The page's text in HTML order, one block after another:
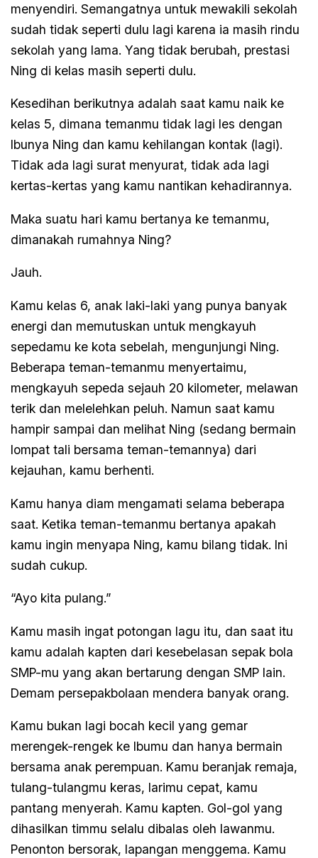
menyendiri. Semangatnya untuk mewakili sekolah
sudah tidak seperti dulu lagi karena ia masih rindu
sekolah yang lama. Yang tidak berubah, prestasi
Ning di kelas masih seperti dulu.
Kesedihan berikutnya adalah saat kamu naik ke
kelas 5, dimana temanmu tidak lagi les dengan
Ibunya Ning dan kamu kehilangan kontak (lagi).
Tidak ada lagi surat menyurat, tidak ada lagi
kertas-kertas yang kamu nantikan kehadirannya.
Maka suatu hari kamu bertanya ke temanmu,
dimanakah rumahnya Ning?
Jauh.
Kamu kelas 6, anak laki-laki yang punya banyak
energi dan memutuskan untuk mengkayuh
sepedamu ke kota sebelah, mengunjungi Ning.
Beberapa teman-temanmu menyertaimu,
mengkayuh sepeda sejauh 20 kilometer, melawan
terik dan melelehkan peluh. Namun saat kamu
hampir sampai dan melihat Ning (sedang bermain
lompat tali bersama teman-temannya) dari
kejauhan, kamu berhenti.
Kamu hanya diam mengamati selama beberapa
saat. Ketika teman-temanmu bertanya apakah
kamu ingin menyapa Ning, kamu bilang tidak. Ini
sudah cukup.
“Ayo kita pulang.”
Kamu masih ingat potongan lagu itu, dan saat itu
kamu adalah kapten dari kesebelasan sepak bola
SMP-mu yang akan bertarung dengan SMP lain.
Demam persepakbolaan mendera banyak orang.
Kamu bukan lagi bocah kecil yang gemar
merengek-rengek ke Ibumu dan hanya bermain
bersama anak perempuan. Kamu beranjak remaja,
tulang-tulangmu keras, larimu cepat, kamu
pantang menyerah. Kamu kapten. Gol-gol yang
dihasilkan timmu selalu dibalas oleh lawanmu.
Penonton bersorak, lapangan menggema. Kamu